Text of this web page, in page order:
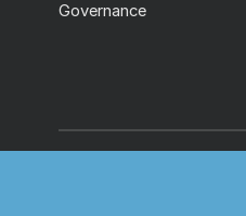
Governance